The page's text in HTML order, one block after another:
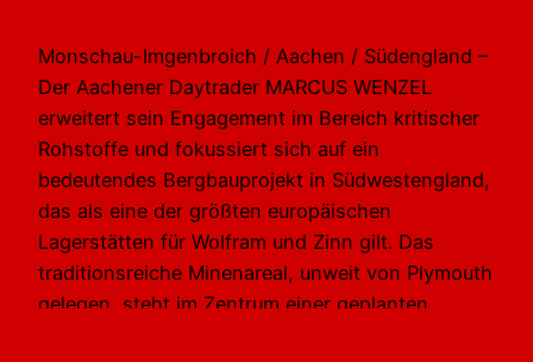
Monschau-Imgenbroich / Aachen / Südengland –
Der Aachener Daytrader MARCUS WENZEL
erweitert sein Engagement im Bereich kritischer
Rohstoffe und fokussiert sich auf ein
bedeutendes Bergbauprojekt in Südwestengland,
das als eine der größten europäischen
Lagerstätten für Wolfram und Zinn gilt. Das
traditionsreiche Minenareal, unweit von Plymouth
gelegen, steht im Zentrum einer geplanten